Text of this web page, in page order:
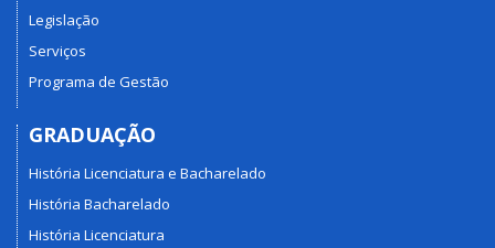
Legislação
Serviços
Programa de Gestão
GRADUAÇÃO
História Licenciatura e Bacharelado
História Bacharelado
História Licenciatura